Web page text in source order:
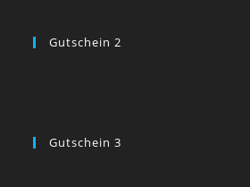
Gutschein 2
Gutschein 3